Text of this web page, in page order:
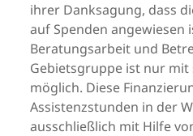
ihrer Danksagung, dass
auf Spenden angewiesen
Beratungsarbeit und
Gebietsgruppe ist nur mit
möglich. Diese
Assistenzstunden in der
ausschließlich mit Hilfe